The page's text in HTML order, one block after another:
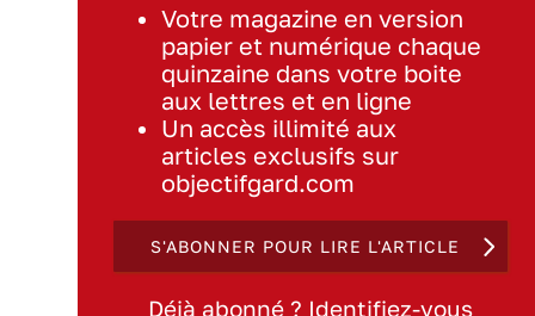
Votre magazine en version
papier et numérique chaque
quinzaine dans votre boite
aux lettres et en ligne
Un accès illimité aux
articles exclusifs sur
objectifgard.com
S'ABONNER POUR LIRE L'ARTICLE
Déjà abonné ? Identifiez-vous